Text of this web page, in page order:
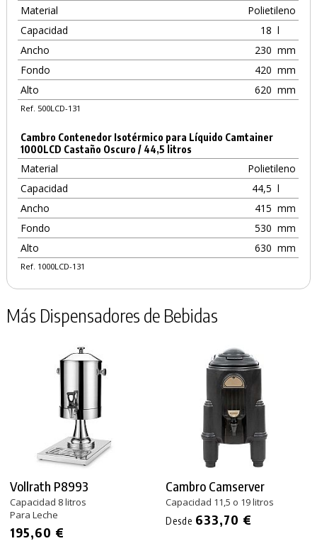
Material
Polietileno
Capacidad
18 l
Ancho
230 mm
Fondo
420 mm
Alto
620 mm
Ref. 500LCD-131
Cambro Contenedor Isotérmico para Líquido Camtainer
1000LCD Castaño Oscuro / 44,5 litros
Material
Polietileno
Capacidad
44,5 l
Ancho
415 mm
Fondo
530 mm
Alto
630 mm
Ref. 1000LCD-131
Más Dispensadores de Bebidas
Vollrath P8993
Capacidad 8 litros
Para Leche
195,60 €
Cambro Camserver
Capacidad 11,5 o 19 litros
Desde 633,70 €